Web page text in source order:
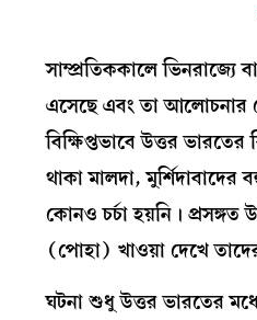
সাম্প্রতিককালে ভিনরাজ্যে
এসেছে এবং তা আলোচনার
বিক্ষিপ্তভাবে উত্তর
থাকা মালদা,
কোনও চর্চা হয়নি। প্রসঙ্গত
(পোহা) খাওয়া দেখে
ঘটনা শুধু উত্তর ভারতের